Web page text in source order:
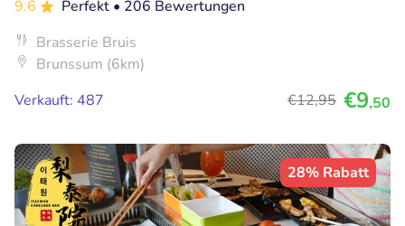
9.6
Perfekt • 206 Bewertungen
Brasserie Bruis
Brunssum (6km)
Verkauft: 487
€12,95 €9,50
28% Rabatt